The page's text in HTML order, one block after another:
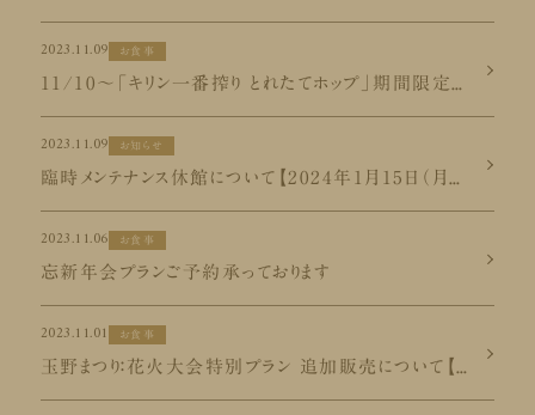
2023.11.09 お食事
11/10～「キリン一番搾り とれたてホップ」期間限定販売
2023.11.09 お知らせ
臨時メンテナンス休館について【2024年1月15日（月）～2024年1月22日（月） 】
2023.11.06 お食事
忘新年会プランご予約承っております
2023.11.01 お食事
玉野まつり：花火大会特別プラン 追加販売について【2023年11月5日】